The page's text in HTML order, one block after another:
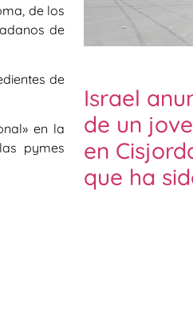
de los
de
de
en la
pymes
Israel
de un
en
que ha